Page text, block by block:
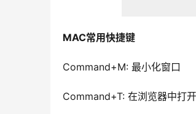
MAC常用快捷键
Command+M: 最小化窗口
Command+T: 在浏览器中打